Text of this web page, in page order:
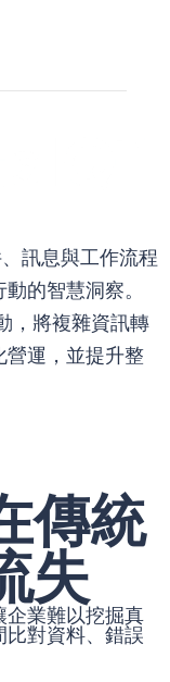
訊息與工作流程
的智慧洞察。
，將複雜資訊轉
營運，並提升整
傳統
失
企業難以挖掘真
比對資料、錯誤